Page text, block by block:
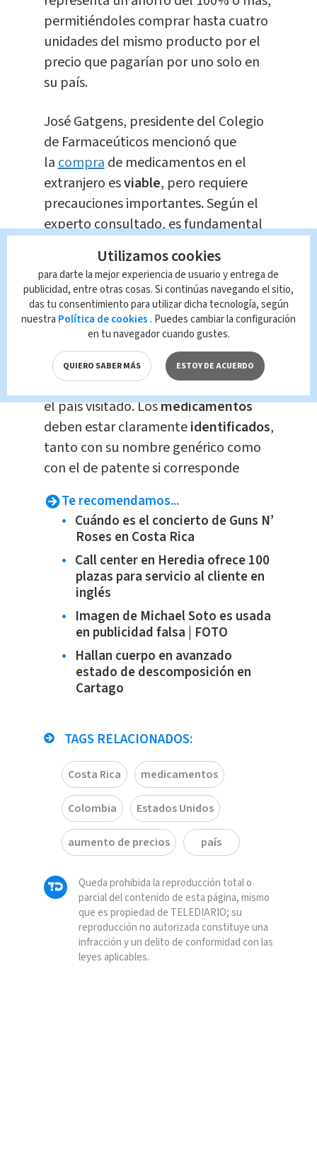
permitiéndoles comprar hasta cuatro
unidades del mismo producto por el
precio que pagarían por uno solo en
su país.
José Gatgens, presidente del Colegio
de Farmaceúticos mencionó que
lacomprade medicamentos en el
extranjero esviable, pero requiere
precauciones importantes. Según el
experto consultado, es fundamental
válida al momento de adquirir estos
productos.
Es esencial realizar estascompras
únicamente enestablecimientos
autorizadosy oficiales, como
farmacias legalmente constituidas en
el país visitado. Losmedicamentos
deben estar claramenteidentificados,
tanto con su nombre genérico como
con el de patente si corresponde
Te recomendamos...
Cuándo es el concierto de Guns N’
Roses en Costa Rica
Call center en Heredia ofrece 100
plazas para servicio al cliente en
inglés
Imagen de Michael Soto es usada
en publicidad falsa | FOTO
Hallan cuerpo en avanzado
estado de descomposición en
Cartago
TAGS RELACIONADOS:
Costa Rica medicamentos
Colombia Estados Unidos
aumento de precios país
Queda prohibida la reproducción total o
parcial del contenido de esta página, mismo
que es propiedad de TELEDIARIO; su
reproducción no autorizada constituye una
infracción y un delito de conformidad con las
leyes aplicables.
Utilizamos cookies
para darte la mejor experiencia de usuario y entrega de
publicidad, entre otras cosas. Si continúas navegando el sitio,
das tu consentimiento para utilizar dicha tecnología, según
nuestra Política de cookies . Puedes cambiar la configuración
en tu navegador cuando gustes.
QUIERO SABER MÁS ESTOY DE ACUERDO